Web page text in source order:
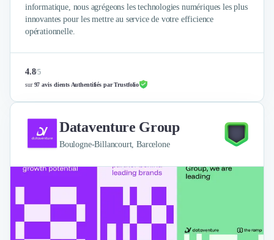
informatique, nous agrégeons les technologies numériques les plus
innovantes pour les mettre au service de votre efficience
opérationnelle.
4.8/5
sur97 avis clients Authentifiés par Trustfolio
Dataventure Group
Boulogne-Billancourt, Barcelone